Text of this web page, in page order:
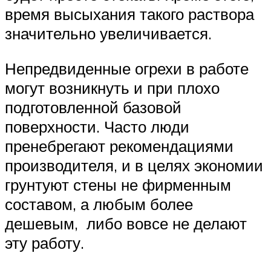
время высыхания такого раствора
значительно увеличивается.
Непредвиденные огрехи в работе
могут возникнуть и при плохо
подготовленной базовой
поверхности. Часто люди
пренебрегают рекомендациями
производителя, и в целях экономии
грунтуют стены не фирменным
составом, а любым более
дешевым, либо вовсе не делают
эту работу.